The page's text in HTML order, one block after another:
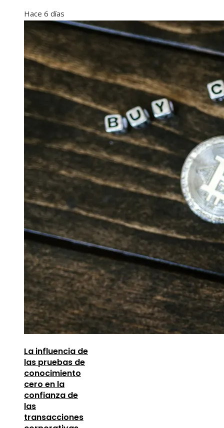
Hace 6 días
La influencia de
las pruebas de
conocimiento
cero en la
confianza de
las
transacciones